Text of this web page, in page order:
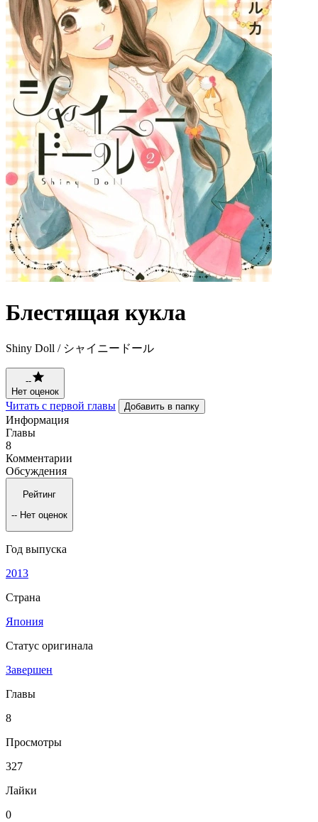
Блестящая кукла
Shiny Doll / シャイニードール
--
Нет оценок
Читать с первой главы Добавить в папку
Информация
Главы
8
Комментарии
Обсуждения
Рейтинг
-- Нет оценок
Год выпуска
2013
Страна
Япония
Статус оригинала
Завершен
Главы
8
Просмотры
327
Лайки
0